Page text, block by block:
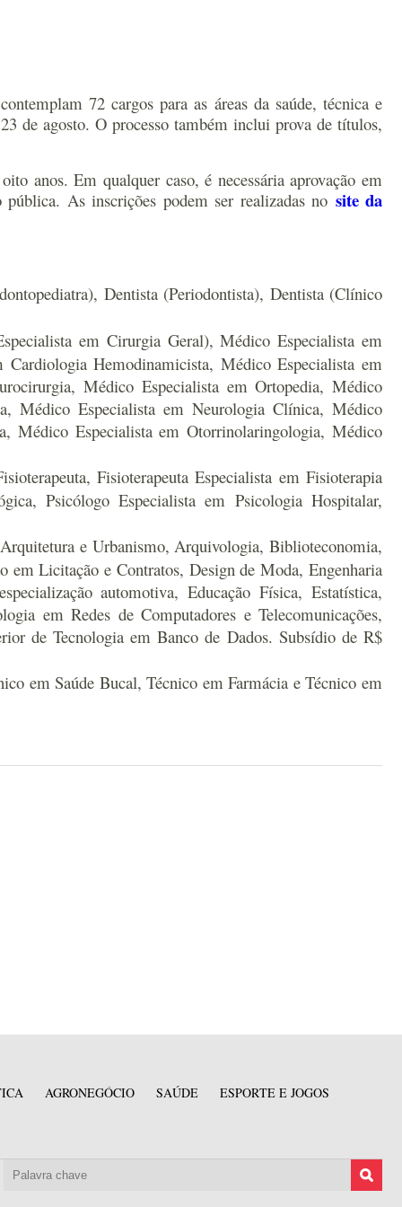
72 cargos para as áreas da saúde, técnica e
de agosto. O processo também inclui prova de títulos,
anos. Em qualquer caso, é necessária aprovação em
pública. As inscrições podem ser realizadas no site da
Dentista (Periodontista), Dentista (Clínico
em Cirurgia Geral), Médico Especialista em
Hemodinamicista, Médico Especialista em
Médico Especialista em Ortopedia, Médico
Médico Especialista em Neurologia Clínica, Médico
Médico Especialista em Otorrinolaringologia, Médico
Fisioterapeuta Especialista em Fisioterapia
Psicólogo Especialista em Psicologia Hospitalar,
e Urbanismo, Arquivologia, Biblioteconomia,
em Licitação e Contratos, Design de Moda, Engenharia
automotiva, Educação Física, Estatística,
em Redes de Computadores e Telecomunicações,
de Tecnologia em Banco de Dados. Subsídio de R$
em Saúde Bucal, Técnico em Farmácia e Técnico em
AGRONEGÓCIO SAÚDE ESPORTE E JOGOS